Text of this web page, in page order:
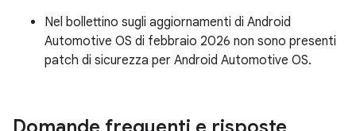
Nel bollettino sugli aggiornamenti di Android
Automotive OS di febbraio 2026 non sono presenti
patch di sicurezza per Android Automotive OS.